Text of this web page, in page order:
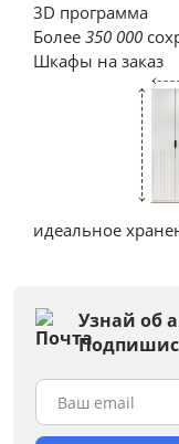
Посмотреть
Кухня Калипсо
3D программа
Более 350 000
Шкафы на заказ
идеальное
Узнай об
Ваш email